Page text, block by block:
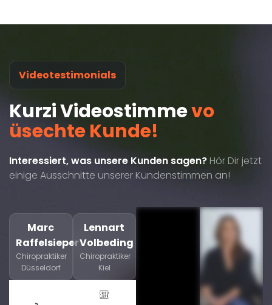
Videotestimonials
Kurzi Videostimmevo
üsechte Kunde!
Interessiert, was unsere Kunden sagen?Hör Dir jetzt
einige Ausschnitte unserer Kundenstimmen an!
Marc
Raffelsieper
Chiropraktiker
Düsseldorf
Lennart
Volbeding
Chiropraktiker
Kiel